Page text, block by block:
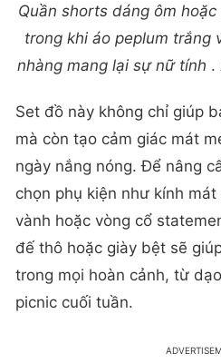
Quần shorts dáng ôm
trong khi áo peplum trắng
nhàng mang lại sự nữ tính .
Set đồ này không chỉ giúp
mà còn tạo cảm giác mát
ngày nắng nóng. Để nâng
chọn phụ kiện như kính
vành hoặc vòng cổ
đế thô hoặc giày bệt sẽ
trong mọi hoàn cảnh, từ
picnic cuối tuần.